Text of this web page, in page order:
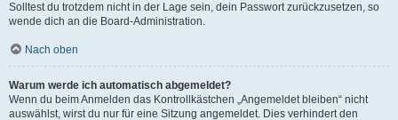
Solltest du trotzdem nicht in der Lage sein, dein Passwort zurückzusetzen, so
wende dich an die Board-Administration.
Nach oben
Warum werde ich automatisch abgemeldet?
Wenn du beim Anmelden das Kontrollkästchen „Angemeldet bleiben“ nicht
auswählst, wirst du nur für eine Sitzung angemeldet. Dies verhindert den